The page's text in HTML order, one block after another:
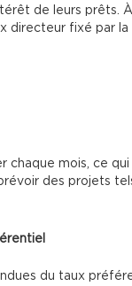
de leurs prêts.
fixé par la
chaque mois, ce
des projets
du taux